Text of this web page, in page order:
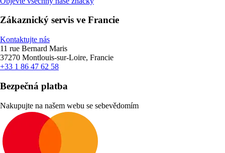
Zákaznický servis ve Francie
Kontaktujte nás
11 rue Bernard Maris
37270 Montlouis-sur-Loire, Francie
+33 1 86 47 62 58
Bezpečná platba
Nakupujte na našem webu se sebevědomím